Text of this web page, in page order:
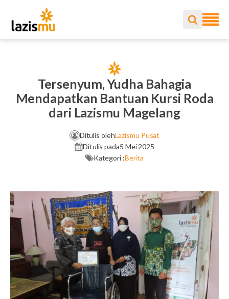
Tersenyum, Yudha Bahagia
Mendapatkan Bantuan Kursi Roda
dari Lazismu Magelang
Ditulis olehLazismu Pusat
Ditulis pada5 Mei 2025
Kategori :Berita